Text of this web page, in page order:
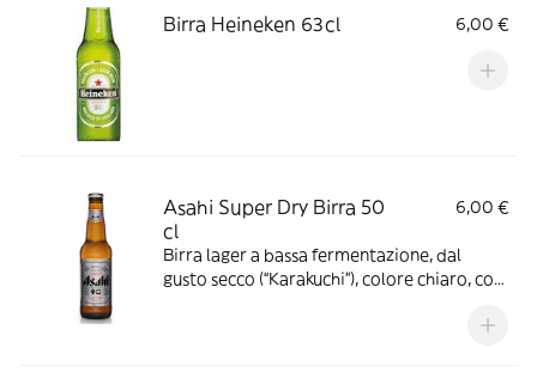
Birra Heineken 63cl 6,00 €
Asahi Super Dry Birra 50
cl
6,00 €
Birra lager a bassa fermentazione, dal
gusto secco (“Karakuchi”), colore chiaro, con